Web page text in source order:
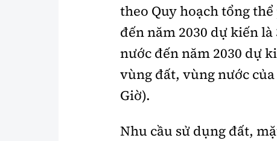
theo Quy hoạch tổng
đến năm 2030 dự kiến
nước đến năm 2030 dự
vùng đất, vùng nước
Giờ).
Nhu cầu sử dụng đất,